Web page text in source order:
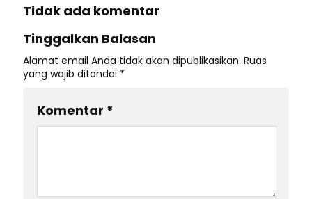
Tidak ada komentar
Tinggalkan Balasan
Alamat email Anda tidak akan dipublikasikan. Ruas
yang wajib ditandai *
Komentar *